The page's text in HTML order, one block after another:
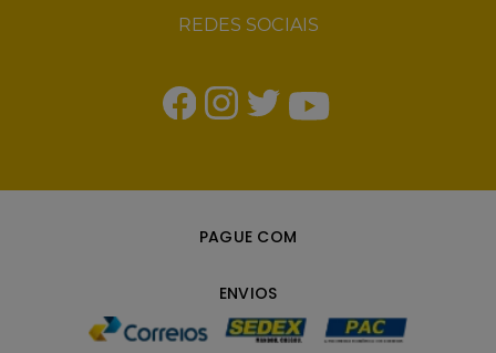
REDES SOCIAIS
PAGUE COM
ENVIOS